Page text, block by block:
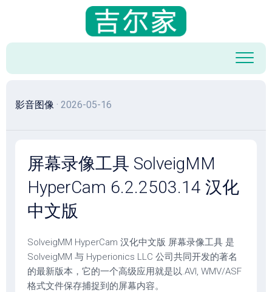
容
影音图像 · 2026-05-16
屏幕录像工具 SolveigMM
HyperCam 6.2.2503.14 汉化
中文版
SolveigMM HyperCam 汉化中文版 屏幕录像工具 是
SolveigMM 与 Hyperionics LLC 公司共同开发的著名
的最新版本，它的一个高级应用就是以.AVI, WMV/ASF
格式文件保存捕捉到的屏幕内容。